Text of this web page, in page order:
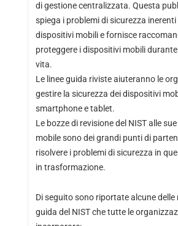
di gestione centralizzata. Questa
spiega i problemi di sicurezza inerenti
dispositivi mobili e fornisce
proteggere i dispositivi mobili
vita.
Le linee guida riviste aiuteranno le
gestire la sicurezza dei dispositivi
smartphone e tablet.
Le bozze di revisione del NIST alle
mobile sono dei grandi punti di
risolvere i problemi di sicurezza in
in trasformazione.
Di seguito sono riportate alcune delle
guida del NIST che tutte le